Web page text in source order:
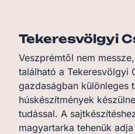
Tekeresvölgyi
Veszprémtől nem
található a Tekeresvölgyi
gazdaságban különleges
húskészítmények
tudással. A
magyartarka tehenük